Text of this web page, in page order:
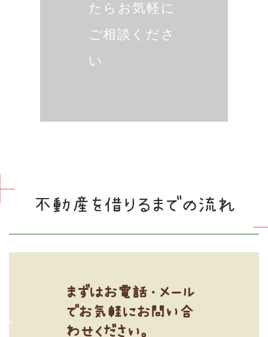
たらお気軽に
ご相談くださ
い
不動産を借りるまでの流れ
まずはお電話・メール
でお気軽にお問い合
わせください。